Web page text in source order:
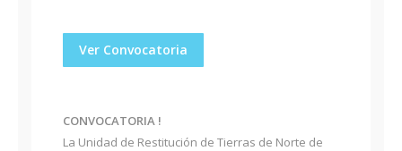
Ver Convocatoria
CONVOCATORIA !
La Unidad de Restitución de Tierras de Norte de